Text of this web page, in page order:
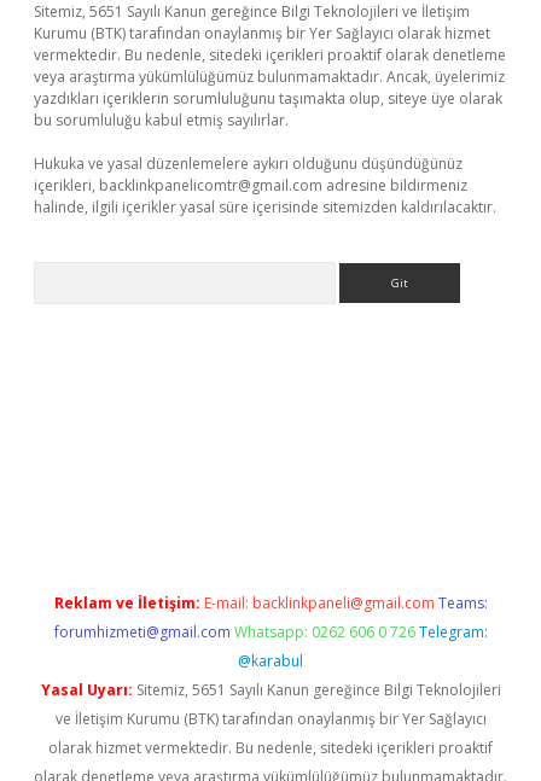
Sitemiz, 5651 Sayılı Kanun gereğince Bilgi Teknolojileri ve İletişim
Kurumu (BTK) tarafından onaylanmış bir Yer Sağlayıcı olarak hizmet
vermektedir. Bu nedenle, sitedeki içerikleri proaktif olarak denetleme
veya araştırma yükümlülüğümüz bulunmamaktadır. Ancak, üyelerimiz
yazdıkları içeriklerin sorumluluğunu taşımakta olup, siteye üye olarak
bu sorumluluğu kabul etmiş sayılırlar.
Hukuka ve yasal düzenlemelere aykırı olduğunu düşündüğünüz
içerikleri, backlinkpanelicomtr@gmail.com adresine bildirmeniz
halinde, ilgili içerikler yasal süre içerisinde sitemizden kaldırılacaktır.
Reklam ve İletişim: E-mail: backlinkpaneli@gmail.com Teams:
forumhizmeti@gmail.com Whatsapp: 0262 606 0 726 Telegram:
@karabul
Yasal Uyarı: Sitemiz, 5651 Sayılı Kanun gereğince Bilgi Teknolojileri
ve İletişim Kurumu (BTK) tarafından onaylanmış bir Yer Sağlayıcı
olarak hizmet vermektedir. Bu nedenle, sitedeki içerikleri proaktif
olarak denetleme veya araştırma yükümlülüğümüz bulunmamaktadır.